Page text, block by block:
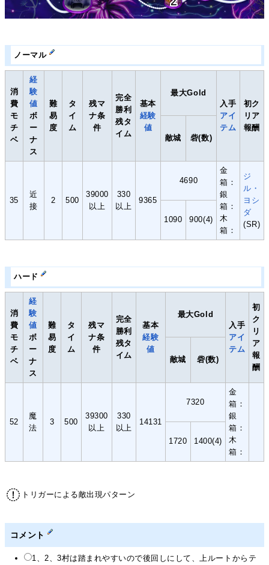
ノーマル
消
費
モ
チ
ベ
経
験
値
ボ
ー
ナ
ス
難
易
度
タ
イ
ム
残マ
ナ条
件
完全
勝利
残タ
イム
基本
経験
値
最大Gold
入手
アイ
テム
初ク
リア
報酬
敵城
砦(数)
35
近
接
2 500
39000
以上
330
以上
9365
4690
金
箱：
銀
箱：
木
箱：
ジ
ル・
ヨシ
ダ
(SR)
1090 900(4)
ハード
消
費
モ
チ
ベ
経
験
値
ボ
ー
ナ
ス
難
易
度
タ
イ
ム
残マ
ナ条
件
完全
勝利
残タ
イム
基本
経験
値
最大Gold
入手
アイ
テム
初
ク
リ
ア
報
酬
敵城 砦(数)
52
魔
法
3 500
39300
以上
330
以上
14131
7320
金
箱：
銀
箱：
木
箱：
1720 1400(4)
トリガーによる敵出現パターン
コメント
1、2、3村は踏まれやすいので後回しにして、上ルートからテ